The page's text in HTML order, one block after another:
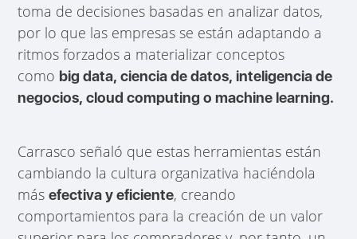
toma de decisiones basadas en analizar datos,
por lo que las empresas se están adaptando a
ritmos forzados a materializar conceptos
como big data, ciencia de datos, inteligencia de
negocios, cloud computing o machine learning.
Carrasco señaló que estas herramientas están
cambiando la cultura organizativa haciéndola
másefectiva y eficiente, creando
comportamientos para la creación de un valor